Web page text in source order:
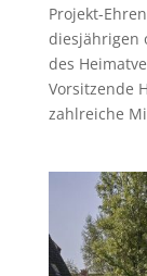
Projekt-
diesjährigen
des
Vorsitzende
zahlreiche